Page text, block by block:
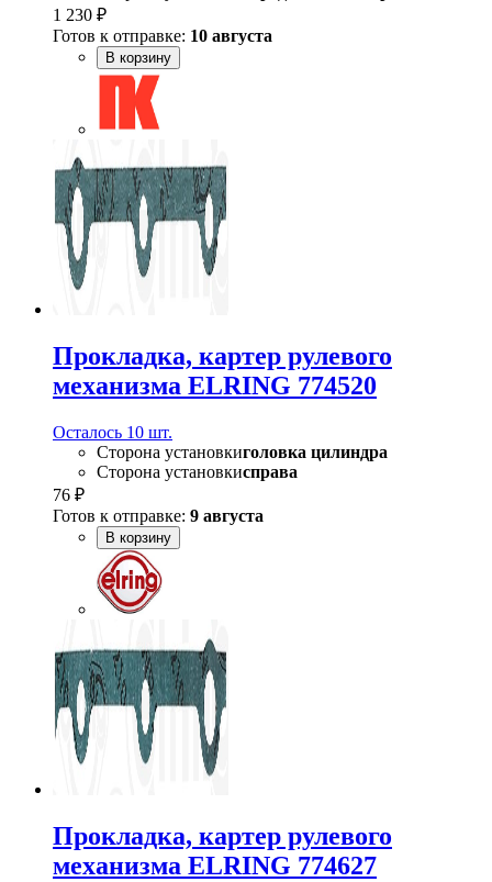
1 230 ₽
Готов к отправке: 10 августа
В корзину
Прокладка, картер рулевого
механизма ELRING 774520
Осталось 10 шт.
Сторона установкиголовка цилиндра
Сторона установкисправа
76 ₽
Готов к отправке: 9 августа
В корзину
Прокладка, картер рулевого
механизма ELRING 774627